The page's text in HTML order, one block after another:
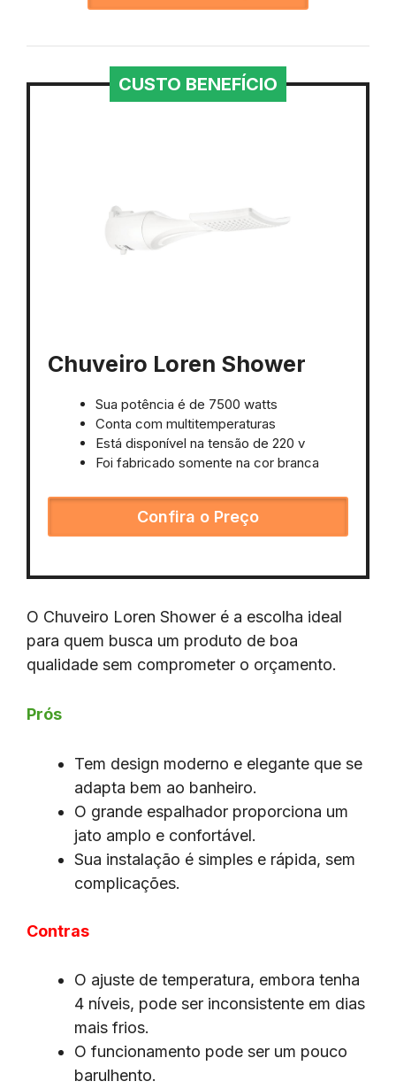
CUSTO BENEFÍCIO
Chuveiro Loren Shower
Sua potência é de 7500 watts
Conta com multitemperaturas
Está disponível na tensão de 220 v
Foi fabricado somente na cor branca
Confira o Preço
O Chuveiro Loren Shower é a escolha ideal
para quem busca um produto de boa
qualidade sem comprometer o orçamento.
Prós
Tem design moderno e elegante que se
adapta bem ao banheiro.
O grande espalhador proporciona um
jato amplo e confortável.
Sua instalação é simples e rápida, sem
complicações.
Contras
O ajuste de temperatura, embora tenha
4 níveis, pode ser inconsistente em dias
mais frios.
O funcionamento pode ser um pouco
barulhento.